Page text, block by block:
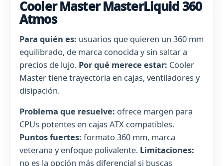
Cooler Master MasterLiquid 360
Atmos
Para quién es: usuarios que quieren un 360 mm
equilibrado, de marca conocida y sin saltar a
precios de lujo. Por qué merece estar: Cooler
Master tiene trayectoria en cajas, ventiladores y
disipación.
Problema que resuelve: ofrece margen para
CPUs potentes en cajas ATX compatibles.
Puntos fuertes: formato 360 mm, marca
veterana y enfoque polivalente. Limitaciones:
no es la opción más diferencial si buscas